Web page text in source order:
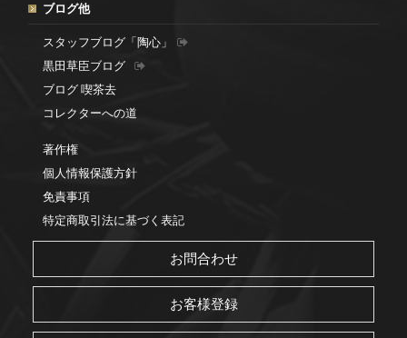
ブログ他
スタッフブログ「陶心」
黒田草臣ブログ
ブログ 喫茶去
コレクターへの道
著作権
個人情報保護方針
免責事項
特定商取引法に基づく表記
お問合わせ
お客様登録